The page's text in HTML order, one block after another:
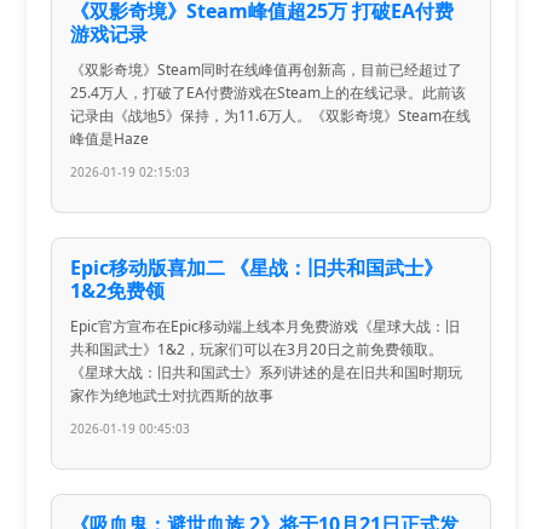
《双影奇境》Steam峰值超25万 打破EA付费
游戏记录
《双影奇境》Steam同时在线峰值再创新高，目前已经超过了
25.4万人，打破了EA付费游戏在Steam上的在线记录。此前该
记录由《战地5》保持，为11.6万人。《双影奇境》Steam在线
峰值是Haze
2026-01-19 02:15:03
Epic移动版喜加二 《星战：旧共和国武士》
1&2免费领
Epic官方宣布在Epic移动端上线本月免费游戏《星球大战：旧
共和国武士》1&2，玩家们可以在3月20日之前免费领取。
《星球大战：旧共和国武士》系列讲述的是在旧共和国时期玩
家作为绝地武士对抗西斯的故事
2026-01-19 00:45:03